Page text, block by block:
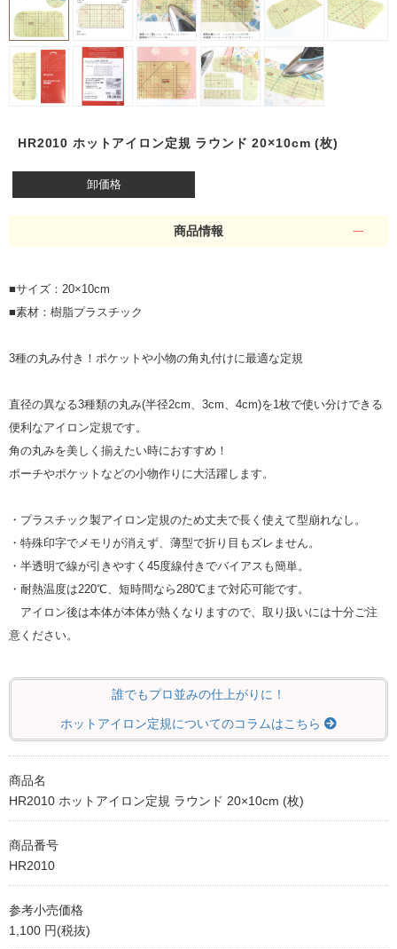
HR2010 ホットアイロン定規 ラウンド 20×10cm (枚)
卸価格
商品情報
■サイズ：20×10cm
■素材：樹脂プラスチック
3種の丸み付き！ポケットや小物の角丸付けに最適な定規
直径の異なる3種類の丸み(半径2cm、3cm、4cm)を1枚で使い分けできる
便利なアイロン定規です。
角の丸みを美しく揃えたい時におすすめ！
ポーチやポケットなどの小物作りに大活躍します。
・プラスチック製アイロン定規のため丈夫で長く使えて型崩れなし。
・特殊印字でメモリが消えず、薄型で折り目もズレません。
・半透明で線が引きやすく45度線付きでバイアスも簡単。
・耐熱温度は220℃、短時間なら280℃まで対応可能です。
アイロン後は本体が本体が熱くなりますので、取り扱いには十分ご注
意ください。
誰でもプロ並みの仕上がりに！
ホットアイロン定規についてのコラムはこちら
商品名
HR2010 ホットアイロン定規 ラウンド 20×10cm (枚)
商品番号
HR2010
参考小売価格
1,100 円(税抜)